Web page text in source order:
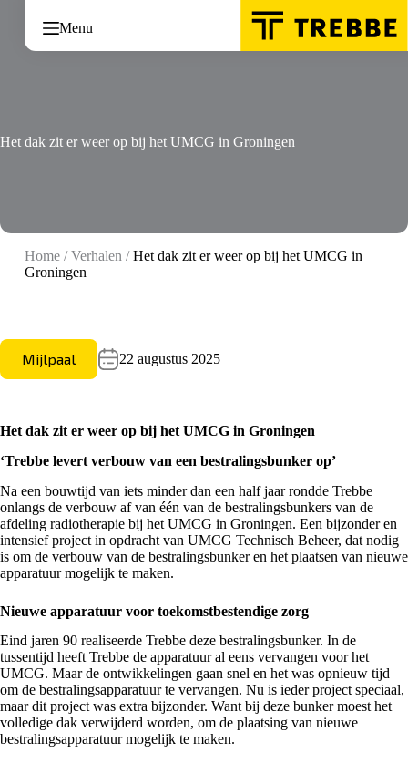
inhoud
Menu
Het dak zit er weer op bij het UMCG in Groningen
Home/Verhalen /Het dak zit er weer op bij het UMCG in
Groningen
Mijlpaal 22 augustus 2025
Het dak zit er weer op bij het UMCG in Groningen
‘Trebbe levert verbouw van een bestralingsbunker op’
Na een bouwtijd van iets minder dan een half jaar rondde Trebbe
onlangs de verbouw af van één van de bestralingsbunkers van de
afdeling radiotherapie bij het UMCG in Groningen. Een bijzonder en
intensief project in opdracht van UMCG Technisch Beheer, dat nodig
is om de verbouw van de bestralingsbunker en het plaatsen van nieuwe
apparatuur mogelijk te maken.
Nieuwe apparatuur voor toekomstbestendige zorg
Eind jaren 90 realiseerde Trebbe deze bestralingsbunker. In de
tussentijd heeft Trebbe de apparatuur al eens vervangen voor het
UMCG. Maar de ontwikkelingen gaan snel en het was opnieuw tijd
om de bestralingsapparatuur te vervangen. Nu is ieder project speciaal,
maar dit project was extra bijzonder. Want bij deze bunker moest het
volledige dak verwijderd worden, om de plaatsing van nieuwe
bestralingsapparatuur mogelijk te maken.